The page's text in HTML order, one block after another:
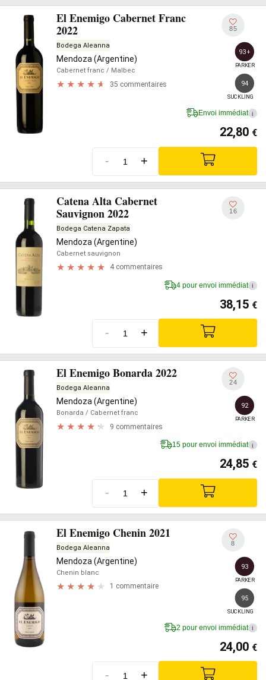
El Enemigo Cabernet Franc
2022
Bodega Aleanna
Mendoza (Argentine)
Cabernet franc / Malbec
35 commentaires
85
93+
PARKER
94
SUCKLING
Envoi immédiat i
22,80 €
- +
Catena Alta Cabernet
Sauvignon 2022
Bodega Catena Zapata
Mendoza (Argentine)
Cabernet sauvignon
4 commentaires
16
4 pour envoi immédiat i
38,15 €
- +
El Enemigo Bonarda 2022
Bodega Aleanna
Mendoza (Argentine)
Bonarda / Cabernet franc
9 commentaires
24
92
PARKER
15 pour envoi immédiat i
24,85 €
- +
El Enemigo Chenin 2021
Bodega Aleanna
Mendoza (Argentine)
Chenin blanc
1 commentaire
8
93
PARKER
95
SUCKLING
2 pour envoi immédiat i
24,00 €
- +